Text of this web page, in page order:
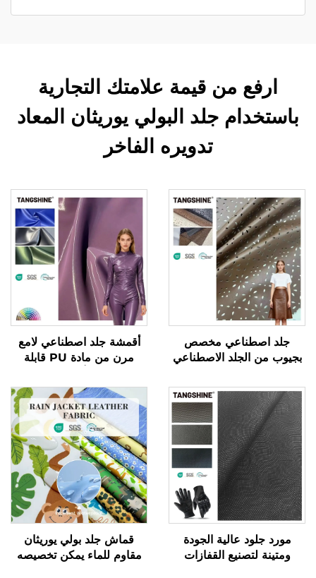
ارفع من قيمة علامتك التجارية
باستخدام جلد البولي يوريثان المعاد
تدويره الفاخر
جلد اصطناعي مخصص
بجيوب من الجلد الاصطناعي
أقمشة جلد اصطناعي لامع
مرن من مادة PU قابلة
مورد جلود عالية الجودة
ومتينة لتصنيع القفازات
قماش جلد بولي يوريثان
مقاوم للماء يمكن تخصيصه